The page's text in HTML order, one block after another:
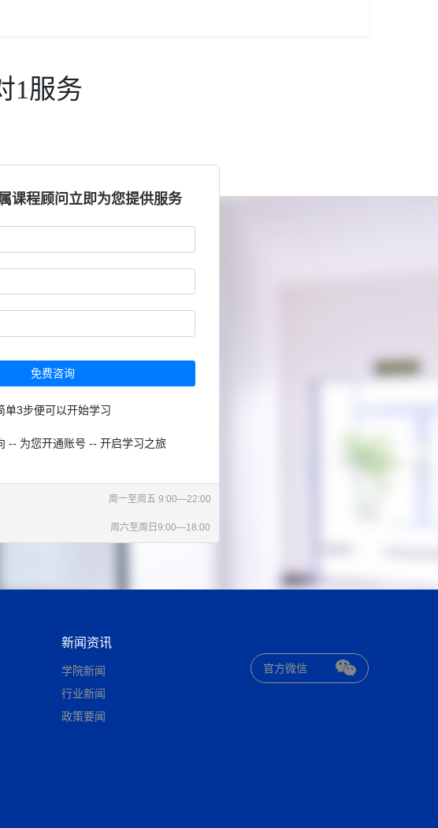
1服务
课程顾问立即为您提供服务
免费咨询
单3步便可以开始学习
-- 为您开通账号 -- 开启学习之旅
周一至周五 9:00—22:00
周六至周日9:00—18:00
新闻资讯
学院新闻
行业新闻
政策要闻
官方微信